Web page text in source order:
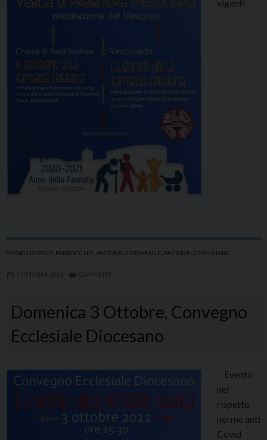
vigenti
MISSIO LIVORNO PARROCCHIE PASTORALE GIOVANILE PASTORALE FAMILIARE
1 OTTOBRE 2021 COMMENT
Domenica 3 Ottobre, Convegno
Ecclesiale Diocesano
Evento
nel
rispetto
norme anti
Covid